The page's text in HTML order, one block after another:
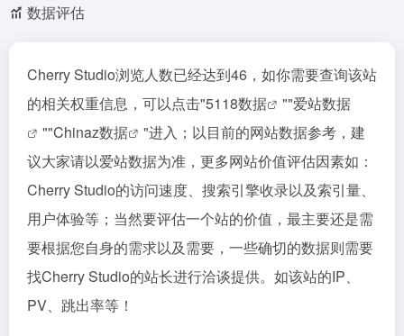
数据评估
Cherry Studio浏览人数已经达到46，如你需要查询该站
的相关权重信息，可以点击"5118数据 ""爱站数据
""Chinaz数据
"进入；以目前的网站数据参考，建
议大家请以爱站数据为准，更多网站价值评估因素如：
Cherry Studio的访问速度、搜索引擎收录以及索引量、
用户体验等；当然要评估一个站的价值，最主要还是需
要根据您自身的需求以及需要，一些确切的数据则需要
找Cherry Studio的站长进行洽谈提供。如该站的IP、
PV、跳出率等！